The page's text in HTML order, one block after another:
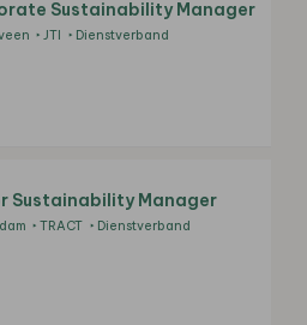
Sustainability Manager
JTI Dienstverband
Sustainability Manager
TRACT Dienstverband